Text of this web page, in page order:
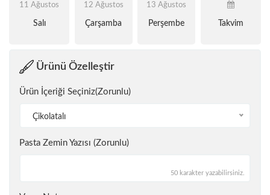
11 Ağustos
Salı
12 Ağustos
Çarşamba
13 Ağustos
Perşembe Takvim
Ürünü Özelleştir
Ürün İçeriği Seçiniz(Zorunlu)
Çikolatalı
Pasta Zemin Yazısı (Zorunlu)
50 karakter yazabilirsiniz.